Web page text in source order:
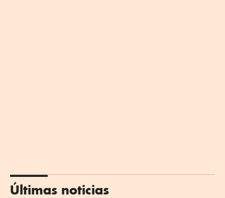
Últimas noticias